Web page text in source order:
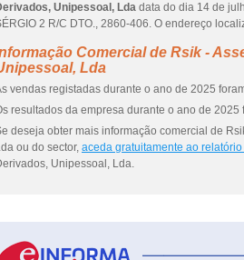
Unipessoal, Lda data do dia 14 de
2 R/C DTO., 2860-406. O endereço
Comercial de Rsik -
Lda
vendas registadas durante o ano de 2025
resultados da empresa durante o ano de
deseja obter mais informação comercial de
ou do sector, aceda gratuitamente ao
Unipessoal, Lda.